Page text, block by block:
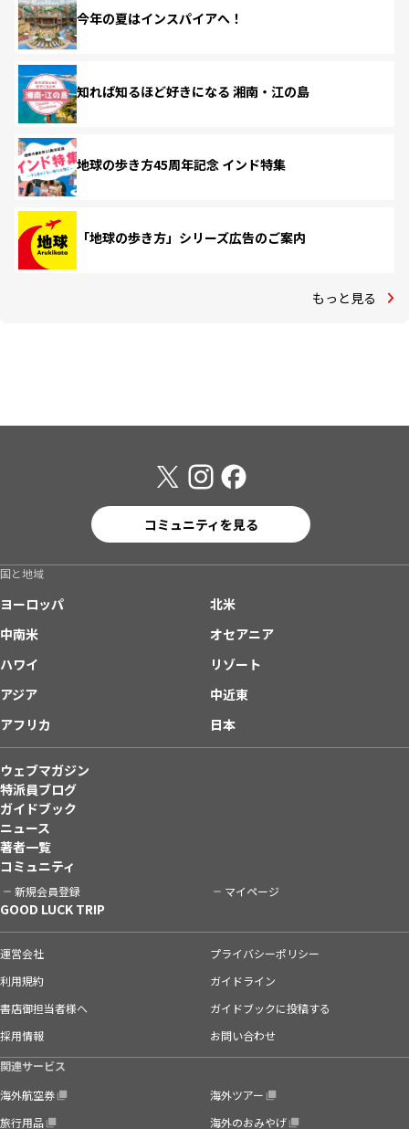
今年の夏はインスパイアへ！
知れば知るほど好きになる 湘南・江の島
地球の歩き方45周年記念 インド特集
「地球の歩き方」シリーズ広告のご案内
もっと見る
コミュニティを見る
国と地域
ヨーロッパ
北米
中南米
オセアニア
ハワイ
リゾート
アジア
中近東
アフリカ
日本
ウェブマガジン
特派員ブログ
ガイドブック
ニュース
著者一覧
コミュニティ
新規会員登録 マイページ
GOOD LUCK TRIP
運営会社
プライバシーポリシー
利用規約
ガイドライン
書店御担当者様へ
ガイドブックに投稿する
採用情報
お問い合わせ
関連サービス
海外航空券
海外ツアー
旅行用品
海外のおみやげ